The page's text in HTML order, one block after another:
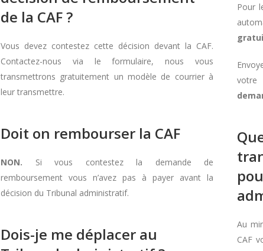
de la CAF ?
Vous devez contestez cette décision devant la CAF.
Contactez-nous via le formulaire, nous vous
transmettrons gratuitement un modèle de courrier à
leur transmettre.
Doit on rembourser la CAF
NON. Si vous contestez la demande de
remboursement vous n’avez pas à payer avant la
décision du Tribunal administratif.
Dois-je me déplacer au
Pour
votre
Au
CAF